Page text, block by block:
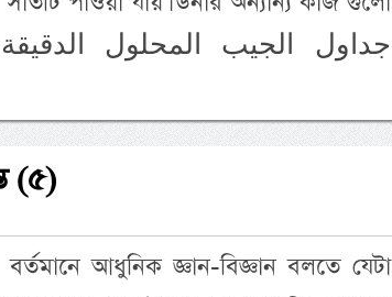
(৫)
আধুনিক জ্ঞান-বিজ্ঞান বলতে যেটা